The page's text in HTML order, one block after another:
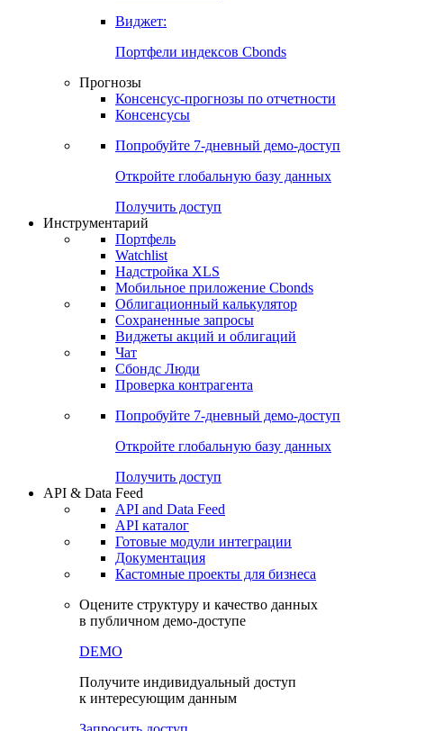
Виджет:
Портфели индексов Cbonds
Прогнозы
Консенсус-прогнозы по отчетности
Консенсусы
Попробуйте 7-дневный демо-доступ
Откройте глобальную базу данных
Получить доступ
Инструментарий
Портфель
Watchlist
Надстройка XLS
Мобильное приложение Cbonds
Облигационный калькулятор
Сохраненные запросы
Виджеты акций и облигаций
Чат
Сбондс Люди
Проверка контрагента
Попробуйте 7-дневный демо-доступ
Откройте глобальную базу данных
Получить доступ
API & Data Feed
API and Data Feed
API каталог
Готовые модули интеграции
Документация
Кастомные проекты для бизнеса
Оцените структуру и качество данных
в публичном демо-доступе
DEMO
Получите индивидуальный доступ
к интересующим данным